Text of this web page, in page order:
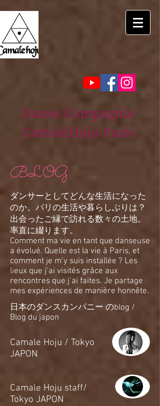
Danse Compagnie
CamaleHoju Paris
BLOG
ダンサーとしてどんな生活になった
のか。パリの生活や暮らしぶりは？
出会ったご縁で訪れる数々の土地。
率直に綴ります。
Comment ma vie en tant que danseuse
a évolué. Quelle est la vie à Paris, et
comment je m’y suis installée ? Les
lieux que j’ai visités grâce aux
rencontres que j’ai faites. Je partage
mes expériences de manière honnête.
日本のダンスカンパニー のblog /
Blog du japon
​Camale Hoju / Tokyo
JAPON
​Camale Hoju staff/
Tokyo JAPON